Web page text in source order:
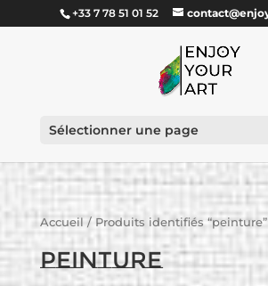
+33 7 78 51 01 52
Sélectionner une page
Accueil / Produits identifiés “peinture”
peinture